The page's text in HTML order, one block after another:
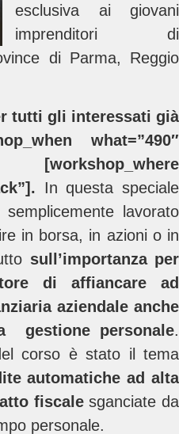
esclusiva ai giovani
imprenditori di
di Parma, Reggio
tutti gli interessati già
what=”490″
In questa speciale
lavorato
in borsa, in azioni o in
sull’importanza per
di affiancare ad
aziendale anche
gestione personale.
corso è stato il tema
automatiche ad alta
fiscalesganciate da
personale.